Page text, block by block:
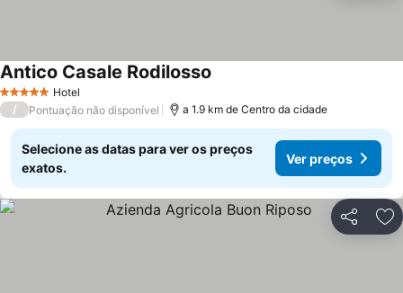
5 Estrelas Hotel
Antico Casale Rodilosso
/ Pontuação não disponível a 1.9 km de Centro da cidade
Selecione as datas para ver os preços
exatos.
Ver preços
Partilhar